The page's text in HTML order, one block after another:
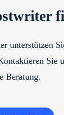
unterstützen
Sie
Beratung.